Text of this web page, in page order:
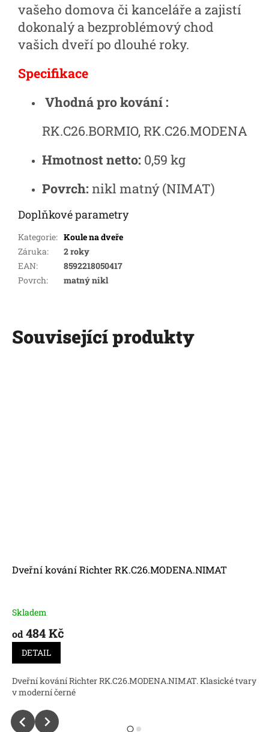
vašeho domova či kanceláře a zajistí
dokonalý a bezproblémový chod
vašich dveří po dlouhé roky.
Specifikace
Vhodná pro kování :
RK.C26.BORMIO, RK.C26.MODENA
Hmotnost netto: 0,59 kg
Povrch: nikl matný (NIMAT)
Doplňkové parametry
Kategorie: Koule na dveře
Záruka:
2 roky
EAN:
8592218050417
Povrch: matný nikl
Související produkty
Dveřní kování Richter RK.C26.MODENA.NIMAT
Skladem
od 484 Kč
DETAIL
Dveřní kování Richter RK.C26.MODENA.NIMAT. Klasické tvary
v moderní černé